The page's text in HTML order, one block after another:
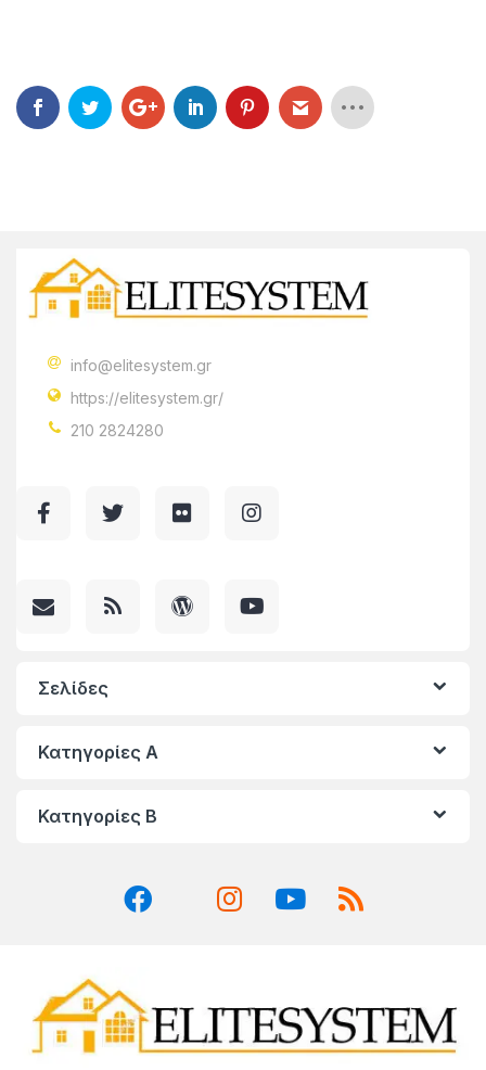
info@elitesystem.gr
https://elitesystem.gr/
210 2824280
Σελίδες
Κατηγορίες A
Κατηγορίες Β